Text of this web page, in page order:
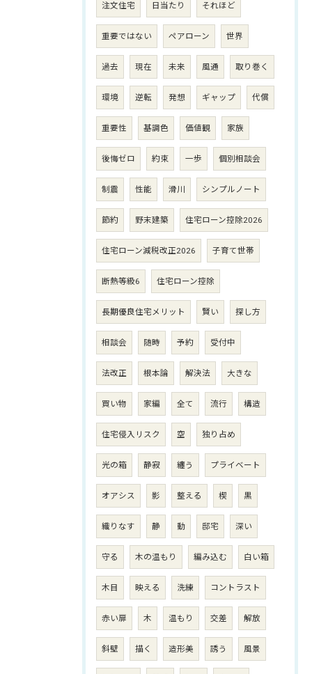
注文住宅 日当たり それほど
重要ではない ペアローン 世界
過去 現在 未来 風通 取り巻く
環境 逆転 発想 ギャップ 代償
重要性 基調色 価値観 家族
後悔ゼロ 約束 一歩 個別相談会
制震 性能 滑川 シンプルノート
節約 野末建築 住宅ローン控除2026
住宅ローン減税改正2026 子育て世帯
断熱等級6 住宅ローン控除
長期優良住宅メリット 賢い 探し方
相談会 随時 予約 受付中
法改正 根本論 解決法 大きな
買い物 家編 全て 流行 構造
住宅侵入リスク 空 独り占め
光の箱 静寂 纏う プライベート
オアシス 影 整える 楔 黒
織りなす 静 動 邸宅 深い
守る 木の温もり 編み込む 白い箱
木目 映える 洗練 コントラスト
赤い扉 木 温もり 交差 解放
斜壁 描く 造形美 誘う 風景